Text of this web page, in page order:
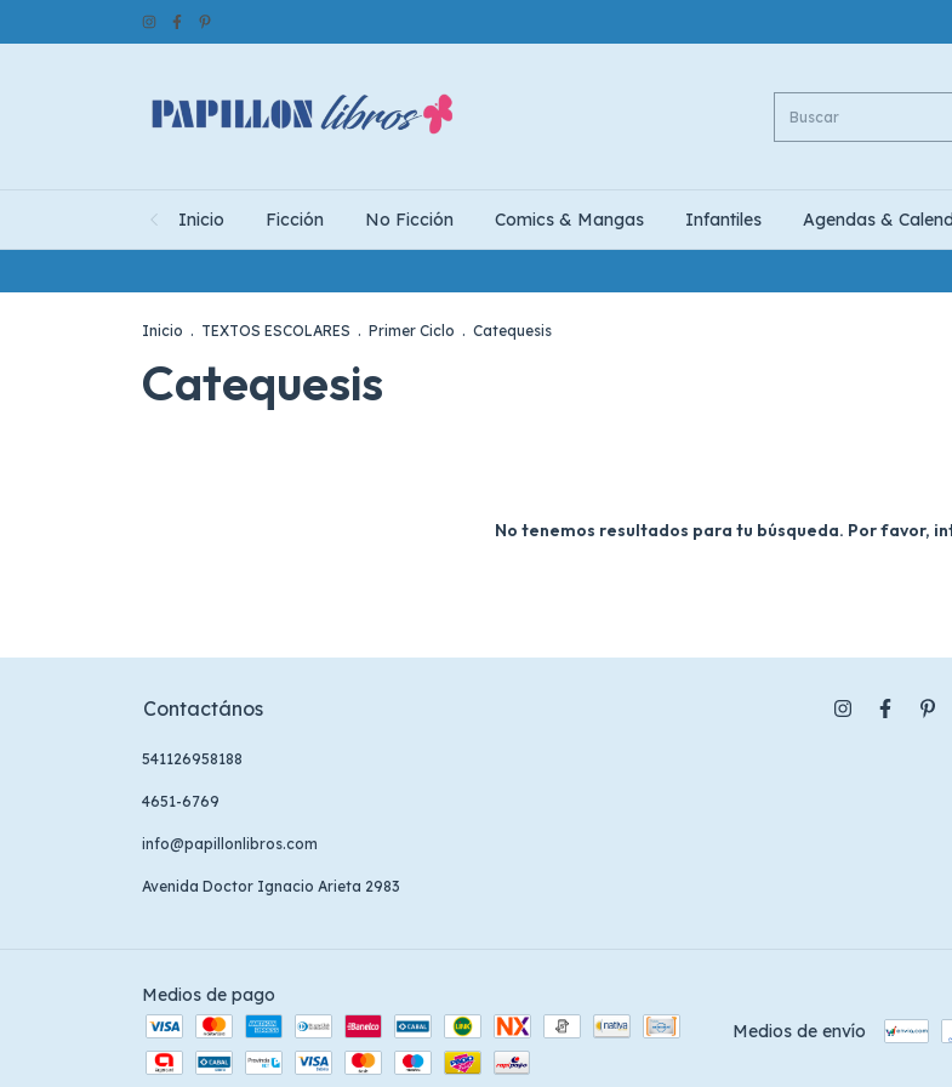
Inicio Ficción No Ficción Comics & Mangas Infantiles Agendas &
Inicio . TEXTOS ESCOLARES . Primer Ciclo . Catequesis
Catequesis
No tenemos resultados para tu búsqueda. Por favor,
Contactános
541126958188
4651-6769
info@papillonlibros.com
Avenida Doctor Ignacio Arieta 2983
Medios de pago
Medios de envío